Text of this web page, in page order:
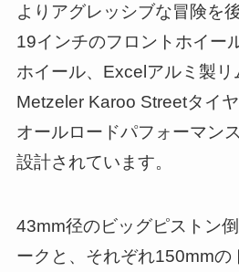
よりアグレッシブな冒険を
19インチのフロントホイー
ホイール、Excelアルミ製
Metzeler Karoo Streetタイ
オールロードパフォーマン
設計されています。
43mm径のビッグピストン
ークと、それぞれ150mmの